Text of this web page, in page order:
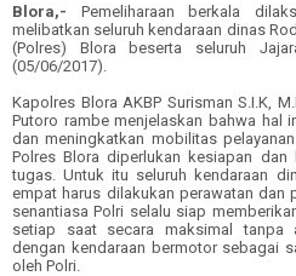
Blora,- Pemeliharaan berkala
melibatkan seluruh kendaraan dinas
(Polres) Blora beserta seluruh
(05/06/2017).
Kapolres Blora AKBP Surisman S.I.K,
Putoro rambe menjelaskan bahwa hal
dan meningkatkan mobilitas
Polres Blora diperlukan kesiapan dan
tugas. Untuk itu seluruh kendaraan
empat harus dilakukan perawatan dan
senantiasa Polri selalu siap
setiap saat secara maksimal tanpa
dengan kendaraan bermotor sebagai
oleh Polri.